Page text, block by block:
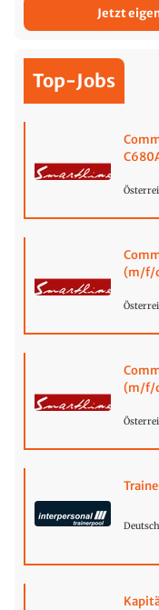
Jetzt
Top-Jobs
(m/f/
(m/f/